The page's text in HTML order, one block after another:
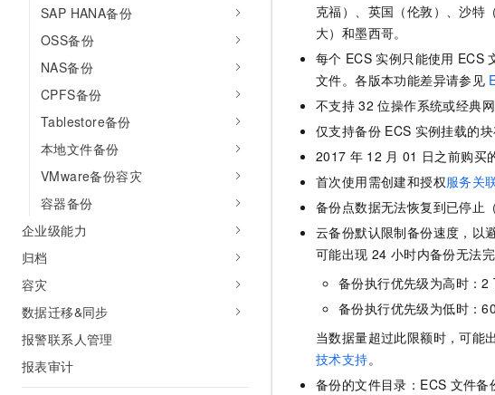
SAP HANA备份
OSS备份
NAS备份
CPFS备份
Tablestore备份
本地文件备份
VMware备份容灾
容器备份
企业级能力
归档
容灾
数据迁移&同步
报警联系人管理
报表审计
克福）、英国（伦敦）、沙特
大）和墨西哥。
每个 ECS 实例只能使用 ECS
文件。各版本功能差异请参见
不支持 32 位操作系统或经典
仅支持备份 ECS 实例挂载的
2017 年 12 月 01 日之前购买
首次使用需创建和授权服务关
备份点数据无法恢复到已停止
云备份默认限制备份速度，以
可能出现 24 小时内备份无法
备份执行优先级为高时：2
备份执行优先级为低时：
当数据量超过此限额时，可能
技术支持。
备份的文件目录：ECS 文件备